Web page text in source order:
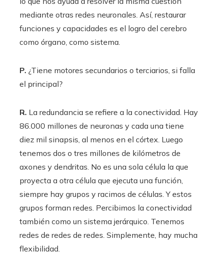
mediante otras redes neuronales. Así, restaurar
funciones y capacidades es el logro del cerebro
como órgano, como sistema.
P. ¿Tiene motores secundarios o terciarios, si falla
el principal?
R. La redundancia se refiere a la conectividad. Hay
86.000 millones de neuronas y cada una tiene
diez mil sinapsis, al menos en el córtex. Luego
tenemos dos o tres millones de kilómetros de
axones y dendritas. No es una sola célula la que
proyecta a otra célula que ejecuta una función,
siempre hay grupos y racimos de células. Y estos
grupos forman redes. Percibimos la conectividad
también como un sistema jerárquico. Tenemos
redes de redes de redes. Simplemente, hay mucha
flexibilidad.